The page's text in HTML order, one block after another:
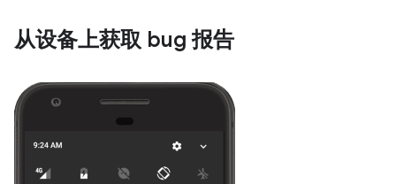
从设备上获取 bug 报告